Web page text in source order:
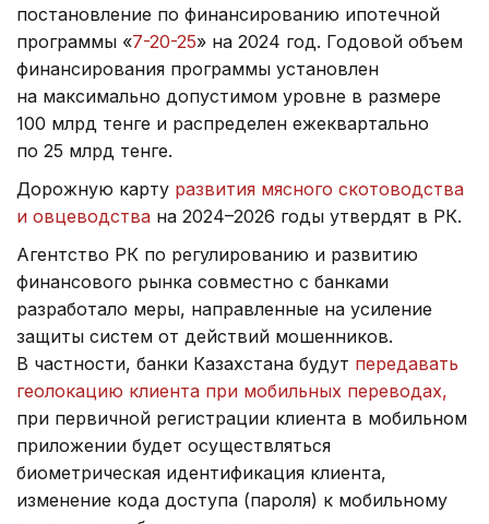
постановление по финансированию ипотечной
программы «7-20-25» на 2024 год. Годовой объем
финансирования программы установлен
на максимально допустимом уровне в размере
100 млрд тенге и распределен ежеквартально
по 25 млрд тенге.
Дорожную карту развития мясного скотоводства
и овцеводства на 2024–2026 годы утвердят в РК.
Агентство РК по регулированию и развитию
финансового рынка совместно с банками
разработало меры, направленные на усиление
защиты систем от действий мошенников.
В частности, банки Казахстана будут передавать
геолокацию клиента при мобильных переводах,
при первичной регистрации клиента в мобильном
приложении будет осуществляться
биометрическая идентификация клиента,
изменение кода доступа (пароля) к мобильному